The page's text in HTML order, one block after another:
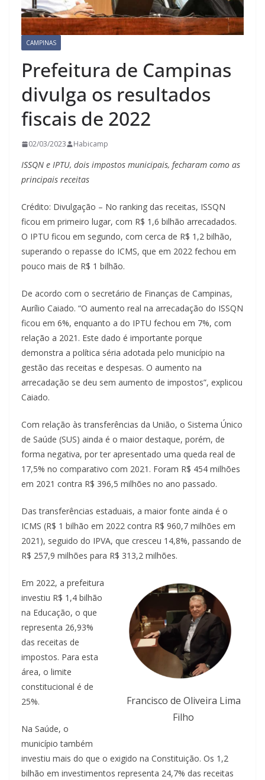
CAMPINAS
Prefeitura de Campinas
divulga os resultados
fiscais de 2022
02/03/2023 Habicamp
ISSQN e IPTU, dois impostos municipais, fecharam como as
principais receitas
Crédito: Divulgação – No ranking das receitas, ISSQN
ficou em primeiro lugar, com R$ 1,6 bilhão arrecadados.
O IPTU ficou em segundo, com cerca de R$ 1,2 bilhão,
superando o repasse do ICMS, que em 2022 fechou em
pouco mais de R$ 1 bilhão.
De acordo com o secretário de Finanças de Campinas,
Aurílio Caiado. “O aumento real na arrecadação do ISSQN
ficou em 6%, enquanto a do IPTU fechou em 7%, com
relação a 2021. Este dado é importante porque
demonstra a política séria adotada pelo município na
gestão das receitas e despesas. O aumento na
arrecadação se deu sem aumento de impostos”, explicou
Caiado.
Com relação às transferências da União, o Sistema Único
de Saúde (SUS) ainda é o maior destaque, porém, de
forma negativa, por ter apresentado uma queda real de
17,5% no comparativo com 2021. Foram R$ 454 milhões
em 2021 contra R$ 396,5 milhões no ano passado.
Das transferências estaduais, a maior fonte ainda é o
ICMS (R$ 1 bilhão em 2022 contra R$ 960,7 milhões em
2021), seguido do IPVA, que cresceu 14,8%, passando de
R$ 257,9 milhões para R$ 313,2 milhões.
Francisco de Oliveira Lima
Filho
Em 2022, a prefeitura
investiu R$ 1,4 bilhão
na Educação, o que
representa 26,93%
das receitas de
impostos. Para esta
área, o limite
constitucional é de
25%.
Na Saúde, o
município também
investiu mais do que o exigido na Constituição. Os 1,2
bilhão em investimentos representa 24,7% das receitas